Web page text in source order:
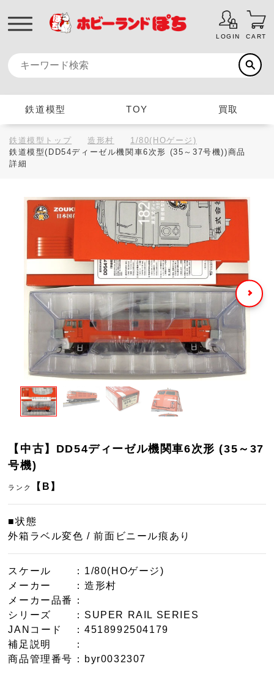
LOGIN CART
鉄道模型 TOY 買取
鉄道模型トップ 造形村
1/80(HOゲージ)
鉄道模型(DD54ディーゼル機関車6次形 (35～37号機))商品
詳細
【中古】DD54ディーゼル機関車6次形 (35～37
号機)
ランク 【B】
■状態
外箱ラベル変色 / 前面ビニール痕あり
スケール
：1/80(HOゲージ)
メーカー
：造形村
メーカー品番
：
シリーズ
：SUPER RAIL SERIES
JANコード
：4518992504179
補足説明
：
商品管理番号 ：byr0032307